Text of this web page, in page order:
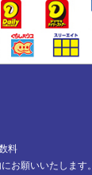
料
お願いいたします。